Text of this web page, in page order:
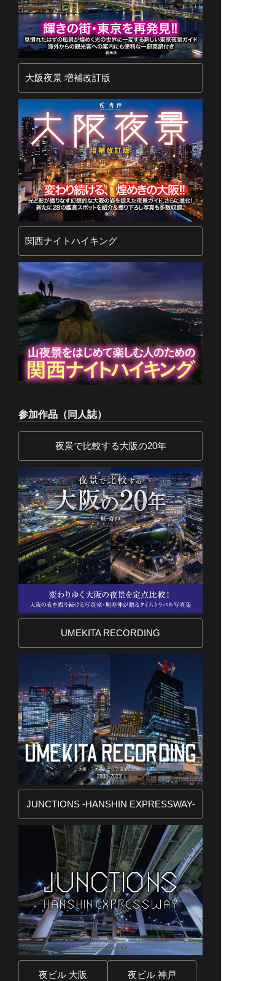
大阪夜景 増補改訂版
関西ナイトハイキング
参加作品（同人誌）
夜景で比較する大阪の20年
UMEKITA RECORDING
JUNCTIONS -HANSHIN EXPRESSWAY-
夜ビル 大阪 夜ビル 神戸